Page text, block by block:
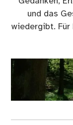
und das
wiedergibt. Für